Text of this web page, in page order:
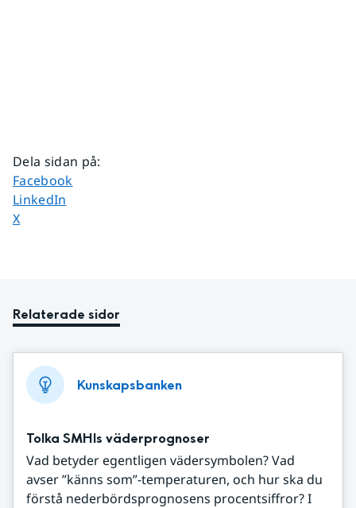
Dela sidan på:
Dela sidan på
Facebook
Dela sidan på
LinkedIn
Dela sidan på
X
Relaterade sidor
Kunskapsbanken
Tolka SMHIs väderprognoser
Vad betyder egentligen vädersymbolen? Vad
avser ”känns som”-temperaturen, och hur ska du
förstå nederbördsprognosens procentsiffror? I